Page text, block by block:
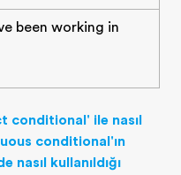
been working in
conditional' ile nasıl
conditional'ın
kullanıldığı